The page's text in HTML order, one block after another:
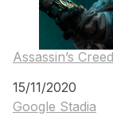
Assassin’s
Fecha
15/11/2020
Respecto a
Google Stadia